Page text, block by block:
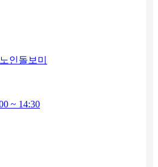
인돌보미
~ 14:30